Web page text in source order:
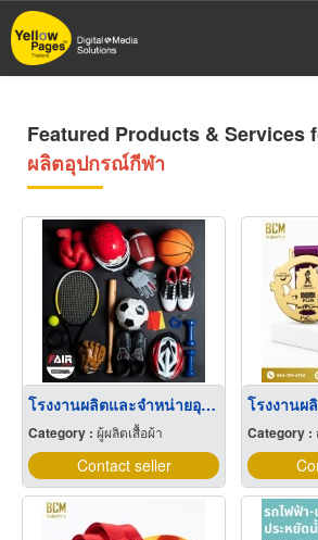
Skip
to
main
Featured Products & Services
ผลิตอุปกรณ์กีฬา
โรงงานผลิตและจำหน่ายอุปกรณ์กีฬา
Category : ผู้ผลิตเสื้อผ้า
Contact seller
โรงงานผ
Category :